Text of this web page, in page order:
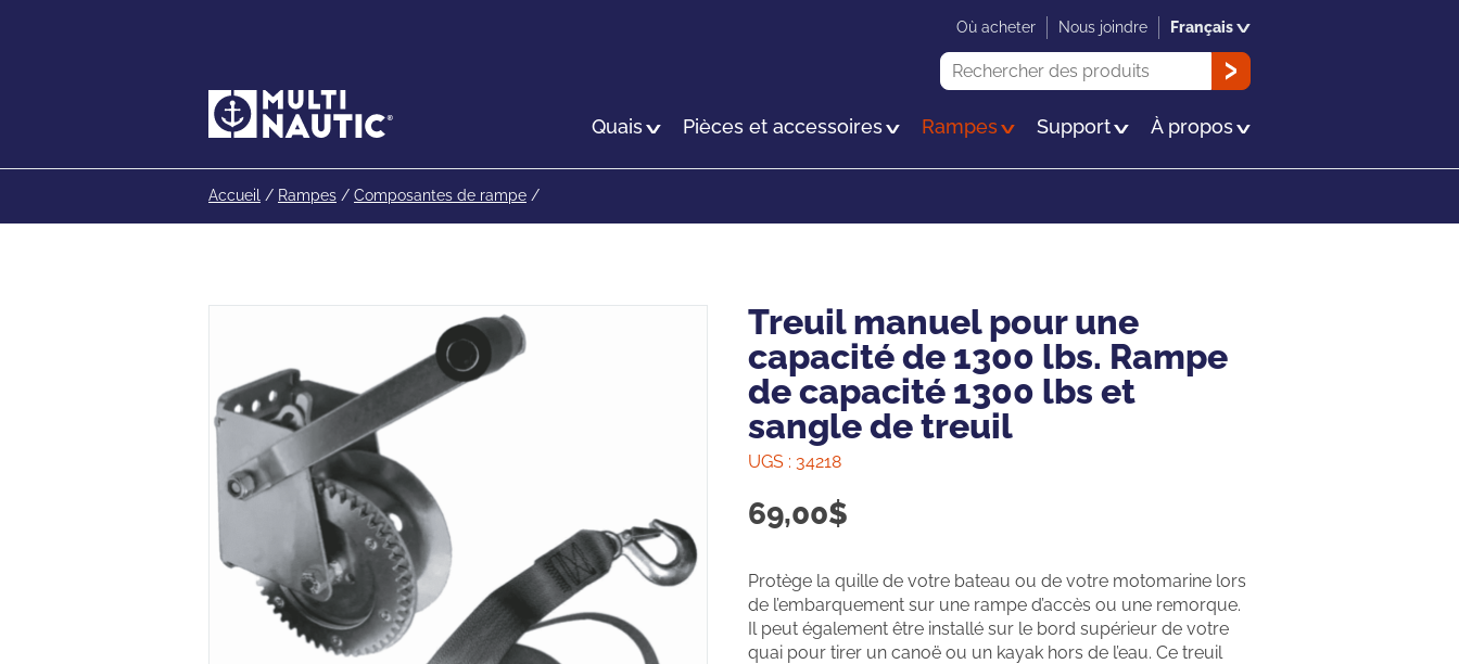
Quais Pièces et accessoires Rampes Support À propos
Recherche
OK
Où acheter Nous joindre Français
Accueil / Rampes / Composantes de rampe /
Treuil manuel pour une
capacité de 1300 lbs. Rampe
de capacité 1300 lbs et
sangle de treuil
UGS : 34218
69,00$
Protège la quille de votre bateau ou de votre motomarine lors
de l’embarquement sur une rampe d’accès ou une remorque.
Il peut également être installé sur le bord supérieur de votre
quai pour tirer un canoë ou un kayak hors de l’eau. Ce treuil